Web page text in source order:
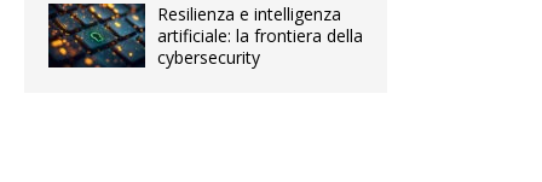
Resilienza e intelligenza
artificiale: la frontiera della
cybersecurity